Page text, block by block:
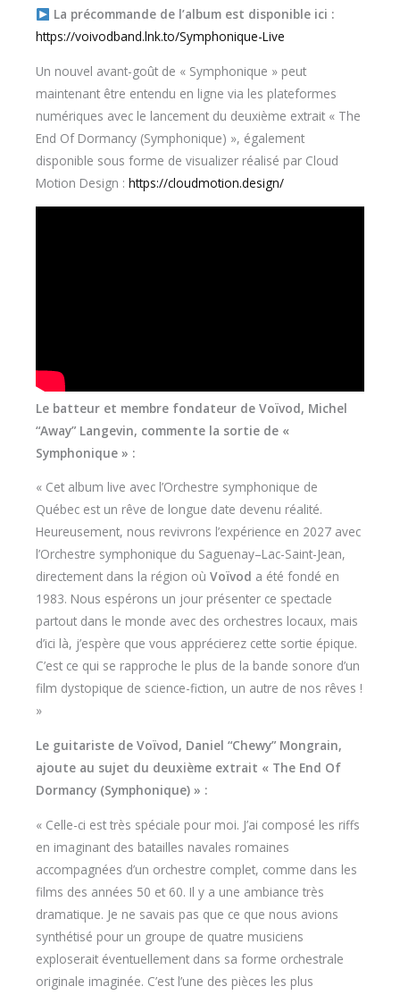
La précommande de l’album est disponible ici :
https://voivodband.lnk.to/Symphonique-Live
Un nouvel avant-goût de « Symphonique » peut
maintenant être entendu en ligne via les plateformes
numériques avec le lancement du deuxième extrait « The
End Of Dormancy (Symphonique) », également
disponible sous forme de visualizer réalisé par Cloud
Motion Design : https://cloudmotion.design/
Le batteur et membre fondateur de Voïvod, Michel
“Away” Langevin, commente la sortie de «
Symphonique » :
« Cet album live avec l’Orchestre symphonique de
Québec est un rêve de longue date devenu réalité.
Heureusement, nous revivrons l’expérience en 2027 avec
l’Orchestre symphonique du Saguenay–Lac-Saint-Jean,
directement dans la région où Voïvod a été fondé en
1983. Nous espérons un jour présenter ce spectacle
partout dans le monde avec des orchestres locaux, mais
d’ici là, j’espère que vous apprécierez cette sortie épique.
C’est ce qui se rapproche le plus de la bande sonore d’un
film dystopique de science-fiction, un autre de nos rêves !
»
Le guitariste de Voïvod, Daniel “Chewy” Mongrain,
ajoute au sujet du deuxième extrait « The End Of
Dormancy (Symphonique) » :
« Celle-ci est très spéciale pour moi. J’ai composé les riffs
en imaginant des batailles navales romaines
accompagnées d’un orchestre complet, comme dans les
films des années 50 et 60. Il y a une ambiance très
dramatique. Je ne savais pas que ce que nous avions
synthétisé pour un groupe de quatre musiciens
exploserait éventuellement dans sa forme orchestrale
originale imaginée. C’est l’une des pièces les plus